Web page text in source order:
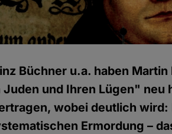
Büchner u.a. haben
und Ihren Lügen" neu
wobei deutlich
Ermordung –